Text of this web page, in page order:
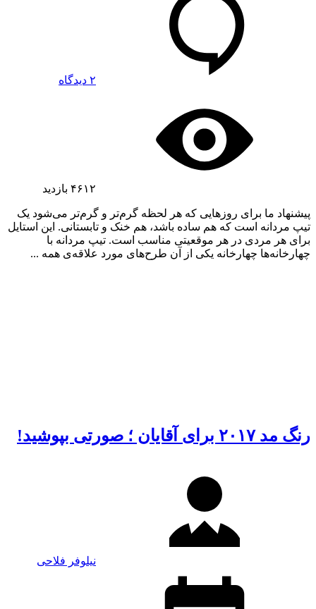
۲ دیدگاه
۴۶۱۲ بازدید
پیشنهاد ما برای روزهایی که هر لحظه گرم‌تر و گرم‌تر می‌شود یک
تیپ مردانه است که هم ساده باشد، هم خنک و تابستانی. این استایل
برای هر مردی در هر موقعیتی مناسب است. تیپ مردانه با
چهارخانه‌ها چهارخانه یکی از آن طرح‌های مورد علاقه‌ی همه ...
رنگ مد ۲۰۱۷ برای آقایان ؛ صورتی بپوشید!
نیلوفر فلاحی